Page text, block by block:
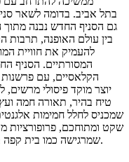
גם הסניף החדש נבנה מתוך
בין עולם האופנה, תרבות
המסורתיים. הסניף
הקלאסיים, עם פרשנות
שמכניס לחלל חמימות
שקט ומתוחכם, פרופורציות
שמרגישה כמו בית קפה בוטיקי מאחת הסמטאות של פריז או מילאנו.